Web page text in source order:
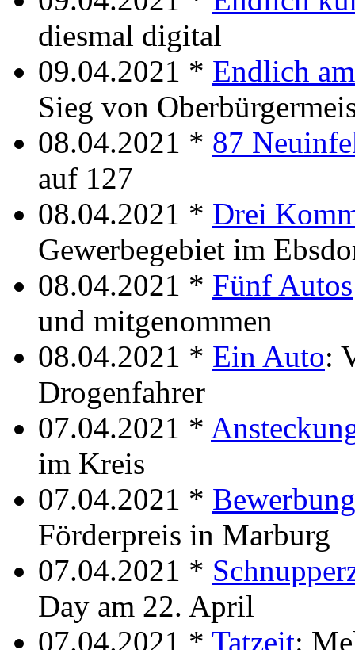
diesmal digital
09.04.2021 * Endlich
Sieg von
08.04.2021 * 87
auf 127
08.04.2021 * Drei
Gewerbegebiet im
08.04.2021 * Fünf Autos
und mitgenommen
08.04.2021 * Ein Auto:
Drogenfahrer
07.04.2021 *
im Kreis
07.04.2021 *
Förderpreis in Marburg
07.04.2021 *
Day am 22. April
07.04.2021 * Tatzeit: